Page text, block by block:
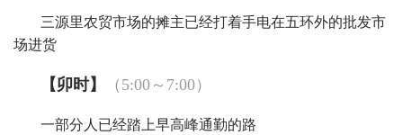
三源里农贸市场的摊主已经打着手电在五环外的批发市
场进货
【卯时】 （5:00～7:00）
一部分人已经踏上早高峰通勤的路